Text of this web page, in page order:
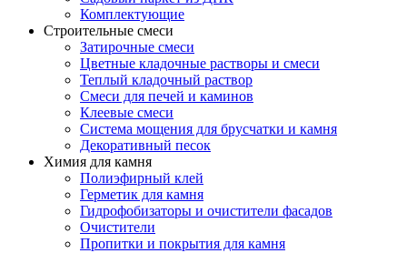
Комплектующие
Строительные смеси
Затирочные смеси
Цветные кладочные растворы и смеси
Теплый кладочный раствор
Смеси для печей и каминов
Клеевые смеси
Система мощения для брусчатки и камня
Декоративный песок
Химия для камня
Полиэфирный клей
Герметик для камня
Гидрофобизаторы и очистители фасадов
Очистители
Пропитки и покрытия для камня